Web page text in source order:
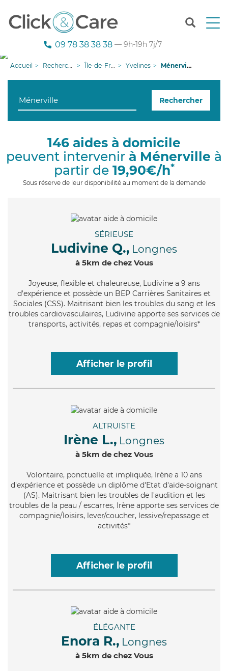
T
n
g
09 78 38 38 38 — 9h-19h 7j/7
Accueil Recherche aide à domicile Île-de-France Yvelines Ménerville
Rechercher
146 aides à domicile
peuvent intervenir à Ménerville à
partir de 19,90€/h*
Sous réserve de leur disponibilité au moment de la demande
SÉRIEUSE
Ludivine Q., Longnes
à 5km de chez Vous
Joyeuse, flexible et chaleureuse, Ludivine a 9 ans
d'expérience et possède un BEP Carrières Sanitaires et
Sociales (CSS). Maitrisant bien les troubles du sang et les
troubles cardiovasculaires, Ludivine apporte ses services de
transports, activités, repas et compagnie/loisirs*
Afficher le profil
ALTRUISTE
Irène L., Longnes
à 5km de chez Vous
Volontaire, ponctuelle et impliquée, Irène a 10 ans
d'expérience et possède un diplôme d'Etat d'aide-soignant
(AS). Maitrisant bien les troubles de l'audition et les
troubles de la peau / escarres, Irène apporte ses services de
compagnie/loisirs, lever/coucher, lessive/repassage et
activités*
Afficher le profil
ÉLÉGANTE
Enora R., Longnes
à 5km de chez Vous